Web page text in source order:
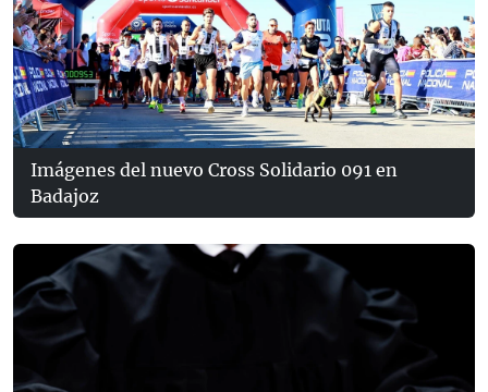
Imágenes del nuevo Cross Solidario 091 en
Badajoz